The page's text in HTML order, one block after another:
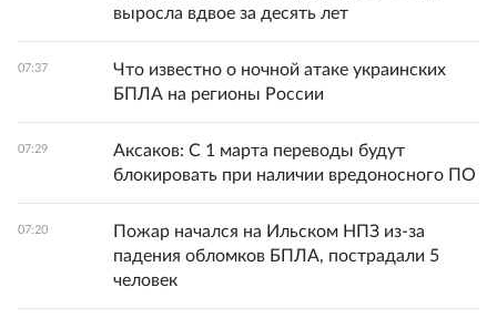
выросла вдвое за десять лет
07:37
Что известно о ночной атаке украинских
БПЛА на регионы России
07:29
Аксаков: С 1 марта переводы будут
блокировать при наличии вредоносного ПО
07:20
Пожар начался на Ильском НПЗ из-за
падения обломков БПЛА, пострадали 5
человек